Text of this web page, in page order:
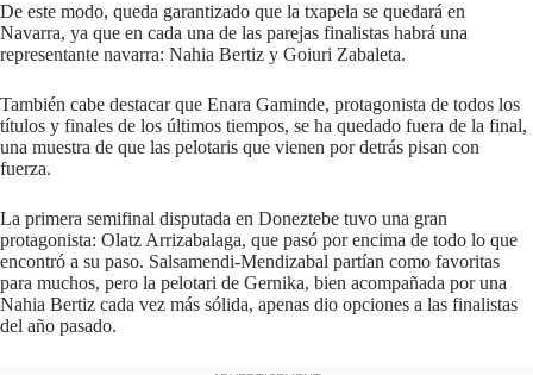
De este modo, queda garantizado que la txapela se quedará en
Navarra, ya que en cada una de las parejas finalistas habrá una
representante navarra: Nahia Bertiz y Goiuri Zabaleta.
También cabe destacar que Enara Gaminde, protagonista de todos los
títulos y finales de los últimos tiempos, se ha quedado fuera de la final,
una muestra de que las pelotaris que vienen por detrás pisan con
fuerza.
La primera semifinal disputada en Doneztebe tuvo una gran
protagonista: Olatz Arrizabalaga, que pasó por encima de todo lo que
encontró a su paso. Salsamendi-Mendizabal partían como favoritas
para muchos, pero la pelotari de Gernika, bien acompañada por una
Nahia Bertiz cada vez más sólida, apenas dio opciones a las finalistas
del año pasado.